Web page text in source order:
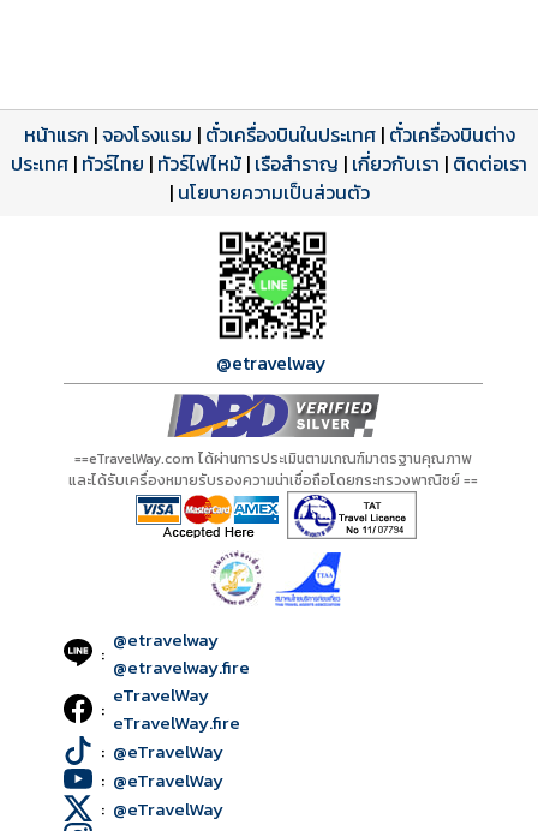
โปรแกรมทัวร์
ดาวน์โหลด PDF
รีวิวลูกค้าจริง
รีวิวจาก eTravelWay
เปิดหน้าเต็ม
ใบอนุญาตนำเที่ยว
เลขที่ 11/11450
เปิดหน้าเต็ม
หน้าแรก |จองโรงแรม | ตั๋วเครื่องบินในประเทศ| ตั๋วเครื่องบินต่าง
ประเทศ | ทัวร์ไทย | ทัวร์ไฟไหม้ | เรือสำราญ | เกี่ยวกับเรา | ติดต่อเรา
| นโยบายความเป็นส่วนตัว
@etravelway
==eTravelWay.com ได้ผ่านการประเมินตามเกณฑ์มาตรฐานคุณภาพ
และได้รับเครื่องหมายรับรองความน่าเชื่อถือโดยกระทรวงพาณิชย์ ==
: @etravelway
@etravelway.fire
: eTravelWay
eTravelWay.fire
: @eTravelWay
: @eTravelWay
: @eTravelWay